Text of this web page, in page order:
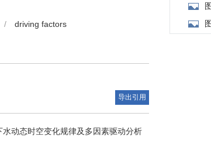
/ driving factors
导出引用
动态时空变化规律及多因素驱动分析